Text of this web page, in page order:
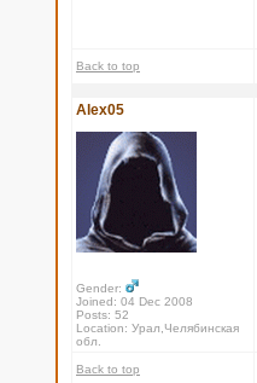
Back to top
Alex05
Gender:
Joined: 04 Dec 2008
Posts: 52
Location: Урал,Челябинская
обл.
Back to top